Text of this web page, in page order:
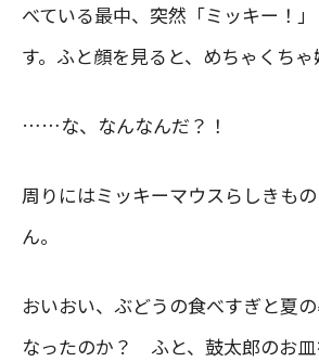
べている最中、突然「ミッキー！
す。ふと顔を見ると、めちゃくちゃ
……な、なんなんだ？！
周りにはミッキーマウスらしきも
ん。
おいおい、ぶどうの食べすぎと夏
なったのか？ ふと、鼓太郎のお